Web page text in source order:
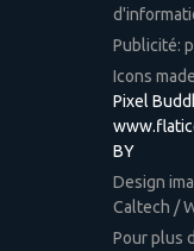
Publicité:
Icons
Pixel
BY
Design
Caltech /
Pour plus